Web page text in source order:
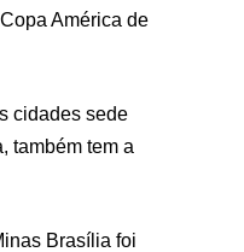
América de
cidades sede
também tem a
Brasília foi